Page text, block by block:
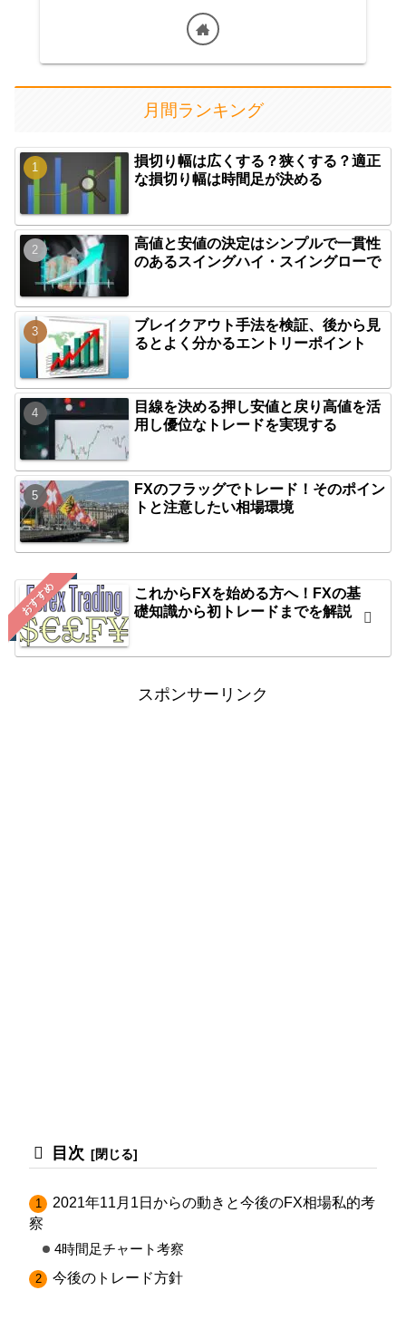
月間ランキング
損切り幅は広くする？狭くする？適正
な損切り幅は時間足が決める
高値と安値の決定はシンプルで一貫性
のあるスイングハイ・スイングローで
ブレイクアウト手法を検証、後から見
るとよく分かるエントリーポイント
目線を決める押し安値と戻り高値を活
用し優位なトレードを実現する
FXのフラッグでトレード！そのポイン
トと注意したい相場環境
おすすめ
これからFXを始める方へ！FXの基
礎知識から初トレードまでを解説
スポンサーリンク
目次
2021年11月1日からの動きと今後のFX相場私的考
察
4時間足チャート考察
今後のトレード方針